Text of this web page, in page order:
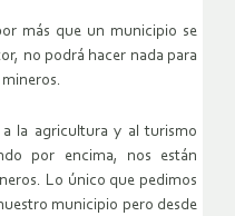
más que un municipio se
no podrá hacer nada para
la agricultura y al turismo
por encima, nos están
Lo único que pedimos
municipio pero desde